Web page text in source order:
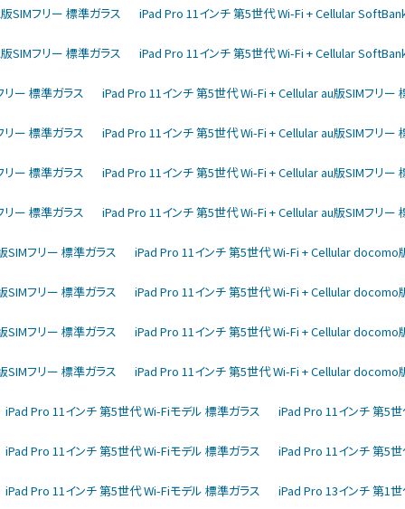
SIMフリー 標準ガラス iPad Pro 11インチ 第5世代 Wi-Fi + Cellular
SIMフリー 標準ガラス iPad Pro 11インチ 第5世代 Wi-Fi + Cellular
ー 標準ガラス iPad Pro 11インチ 第5世代 Wi-Fi + Cellular au版SIMフリー
ー 標準ガラス iPad Pro 11インチ 第5世代 Wi-Fi + Cellular au版SIMフリー
ー 標準ガラス iPad Pro 11インチ 第5世代 Wi-Fi + Cellular au版SIMフリー
ー 標準ガラス iPad Pro 11インチ 第5世代 Wi-Fi + Cellular au版SIMフリー
フリー 標準ガラス iPad Pro 11インチ 第5世代 Wi-Fi + Cellular docomo
フリー 標準ガラス iPad Pro 11インチ 第5世代 Wi-Fi + Cellular docomo
フリー 標準ガラス iPad Pro 11インチ 第5世代 Wi-Fi + Cellular docomo
フリー 標準ガラス iPad Pro 11インチ 第5世代 Wi-Fi + Cellular docomo
iPad Pro 11インチ 第5世代 Wi-Fiモデル 標準ガラス iPad Pro 11インチ 第5
iPad Pro 11インチ 第5世代 Wi-Fiモデル 標準ガラス iPad Pro 11インチ 第5
iPad Pro 11インチ 第5世代 Wi-Fiモデル 標準ガラス iPad Pro 13インチ 第1